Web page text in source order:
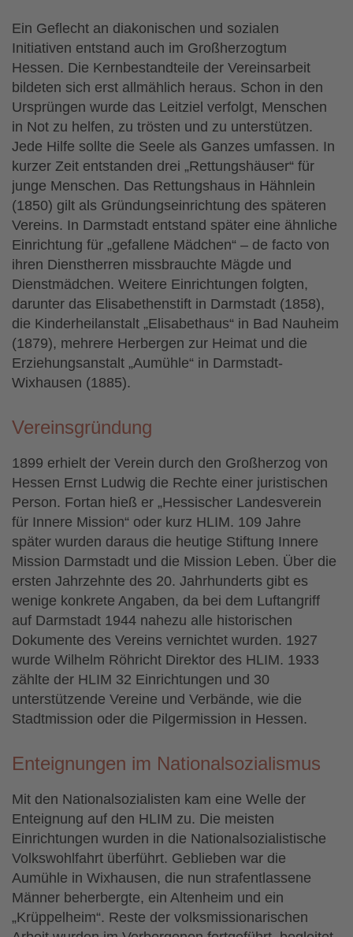
Ein Geflecht an diakonischen und sozialen
Initiativen entstand auch im Großherzogtum
Hessen. Die Kernbestandteile der Vereinsarbeit
bildeten sich erst allmählich heraus. Schon in den
Ursprüngen wurde das Leitziel verfolgt, Menschen
in Not zu helfen, zu trösten und zu unterstützen.
Jede Hilfe sollte die Seele als Ganzes umfassen. In
kurzer Zeit entstanden drei „Rettungshäuser“ für
junge Menschen. Das Rettungshaus in Hähnlein
(1850) gilt als Gründungseinrichtung des späteren
Vereins. In Darmstadt entstand später eine ähnliche
Einrichtung für „gefallene Mädchen“ – de facto von
ihren Dienstherren missbrauchte Mägde und
Dienstmädchen. Weitere Einrichtungen folgten,
darunter das Elisabethenstift in Darmstadt (1858),
die Kinderheilanstalt „Elisabethaus“ in Bad Nauheim
(1879), mehrere Herbergen zur Heimat und die
Erziehungsanstalt „Aumühle“ in Darmstadt-
Wixhausen (1885).
Vereinsgründung
1899 erhielt der Verein durch den Großherzog von
Hessen Ernst Ludwig die Rechte einer juristischen
Person. Fortan hieß er „Hessischer Landesverein
für Innere Mission“ oder kurz HLIM. 109 Jahre
später wurden daraus die heutige Stiftung Innere
Mission Darmstadt und die Mission Leben. Über die
ersten Jahrzehnte des 20. Jahrhunderts gibt es
wenige konkrete Angaben, da bei dem Luftangriff
auf Darmstadt 1944 nahezu alle historischen
Dokumente des Vereins vernichtet wurden. 1927
wurde Wilhelm Röhricht Direktor des HLIM. 1933
zählte der HLIM 32 Einrichtungen und 30
unterstützende Vereine und Verbände, wie die
Stadtmission oder die Pilgermission in Hessen.
Enteignungen im Nationalsozialismus
Mit den Nationalsozialisten kam eine Welle der
Enteignung auf den HLIM zu. Die meisten
Einrichtungen wurden in die Nationalsozialistische
Volkswohlfahrt überführt. Geblieben war die
Aumühle in Wixhausen, die nun strafentlassene
Männer beherbergte, ein Altenheim und ein
„Krüppelheim“. Reste der volksmissionarischen